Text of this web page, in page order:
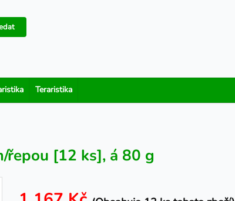
Teraristika
řepou [12 ks], á 80 g